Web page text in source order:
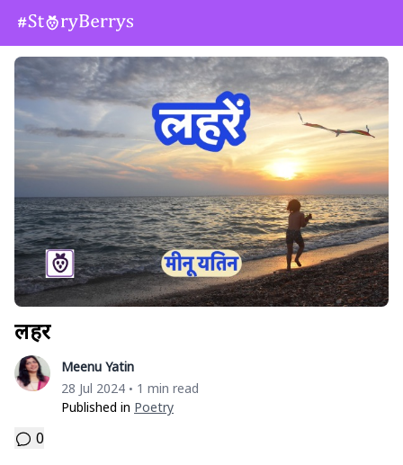
लहरें
Meenu Yatin
28 Jul 2024 • 1 min read
Published in Poetry
0